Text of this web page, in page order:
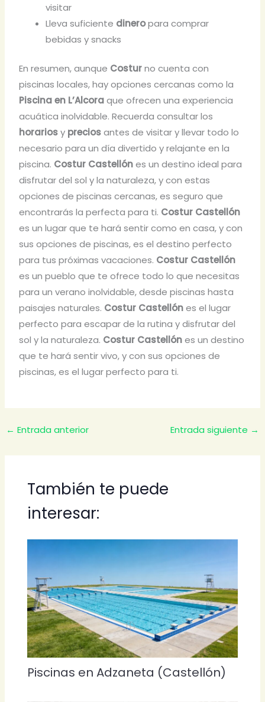
visitar
Lleva suficiente dineropara comprar
bebidas y snacks
En resumen, aunque Costurno cuenta con
piscinas locales, hay opciones cercanas como la
Piscina en L’Alcoraque ofrecen una experiencia
acuática inolvidable. Recuerda consultar los
horariosy preciosantes de visitar y llevar todo lo
necesario para un día divertido y relajante en la
piscina. Costur Castellónes un destino ideal para
disfrutar del sol y la naturaleza, y con estas
opciones de piscinas cercanas, es seguro que
encontrarás la perfecta para ti. Costur Castellón
es un lugar que te hará sentir como en casa, y con
sus opciones de piscinas, es el destino perfecto
para tus próximas vacaciones. Costur Castellón
es un pueblo que te ofrece todo lo que necesitas
para un verano inolvidable, desde piscinas hasta
paisajes naturales. Costur Castellónes el lugar
perfecto para escapar de la rutina y disfrutar del
sol y la naturaleza. Costur Castellónes un destino
que te hará sentir vivo, y con sus opciones de
piscinas, es el lugar perfecto para ti.
← Entrada anterior Entrada siguiente →
También te puede
interesar:
Piscinas en Adzaneta (Castellón)